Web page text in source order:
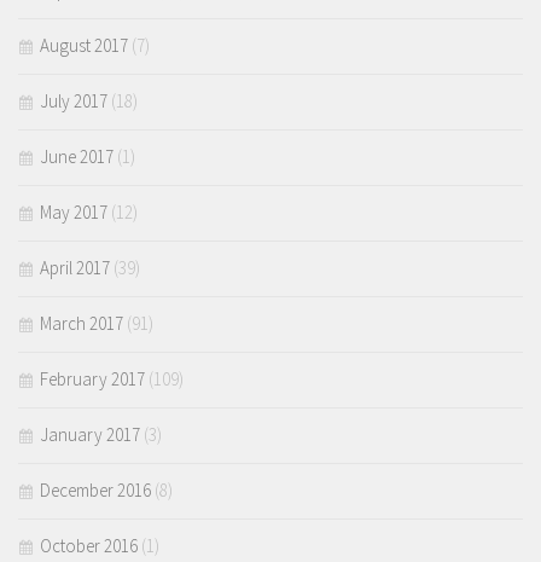
August 2017 (7)
July 2017 (18)
June 2017 (1)
May 2017 (12)
April 2017 (39)
March 2017 (91)
February 2017 (109)
January 2017 (3)
December 2016 (8)
October 2016 (1)